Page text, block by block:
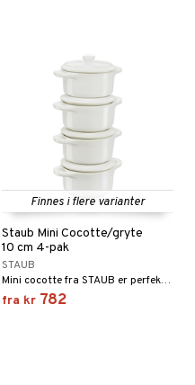
Finnes i flere varianter
Staub Mini Cocotte/gryte
10 cm 4-pak
STAUB
Mini cocotte fra STAUB er perfekt til servering av forretter, fingermat og desserter.
fra kr 782